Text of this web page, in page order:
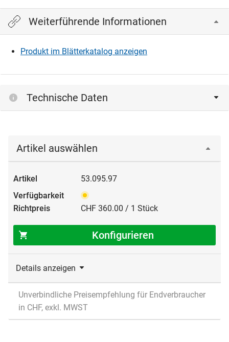
Weiterführende Informationen
Produkt im Blätterkatalog anzeigen
Technische Daten
Artikel auswählen
53.095.97
CHF 360.00 / 1 Stück
Konfigurieren
Details anzeigen
Unverbindliche Preisempfehlung für Endverbraucher
in CHF, exkl. MWST